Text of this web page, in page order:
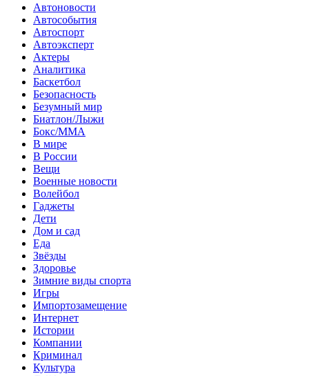
Автоновости
Автособытия
Автоспорт
Автоэксперт
Актеры
Аналитика
Баскетбол
Безопасность
Безумный мир
Биатлон/Лыжи
Бокс/MMA
В мире
В России
Вещи
Военные новости
Волейбол
Гаджеты
Дети
Дом и сад
Еда
Звёзды
Здоровье
Зимние виды спорта
Игры
Импортозамещение
Интернет
Истории
Компании
Криминал
Культура